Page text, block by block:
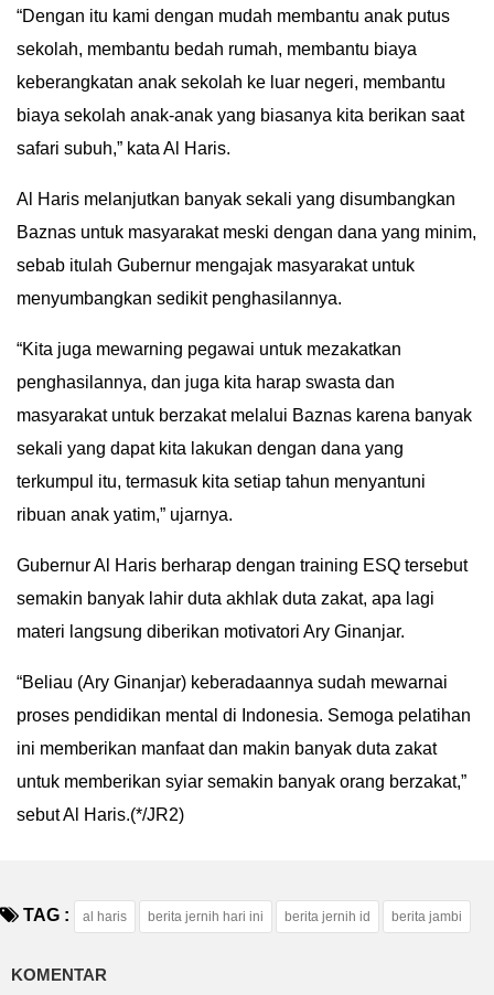
INFOGRAFIS
ADVERTORIAL
INDEKS
“Dengan itu kami dengan mudah membantu anak putus
sekolah, membantu bedah rumah, membantu biaya
keberangkatan anak sekolah ke luar negeri, membantu
biaya sekolah anak-anak yang biasanya kita berikan saat
safari subuh,” kata Al Haris.
Al Haris melanjutkan banyak sekali yang disumbangkan
Baznas untuk masyarakat meski dengan dana yang minim,
sebab itulah Gubernur mengajak masyarakat untuk
menyumbangkan sedikit penghasilannya.
“Kita juga mewarning pegawai untuk mezakatkan
penghasilannya, dan juga kita harap swasta dan
masyarakat untuk berzakat melalui Baznas karena banyak
sekali yang dapat kita lakukan dengan dana yang
terkumpul itu, termasuk kita setiap tahun menyantuni
ribuan anak yatim,” ujarnya.
Gubernur Al Haris berharap dengan training ESQ tersebut
semakin banyak lahir duta akhlak duta zakat, apa lagi
materi langsung diberikan motivatori Ary Ginanjar.
“Beliau (Ary Ginanjar) keberadaannya sudah mewarnai
proses pendidikan mental di Indonesia. Semoga pelatihan
ini memberikan manfaat dan makin banyak duta zakat
untuk memberikan syiar semakin banyak orang berzakat,”
sebut Al Haris.(*/JR2)
TAG : al haris berita jernih hari ini berita jernih id berita jambi
KOMENTAR